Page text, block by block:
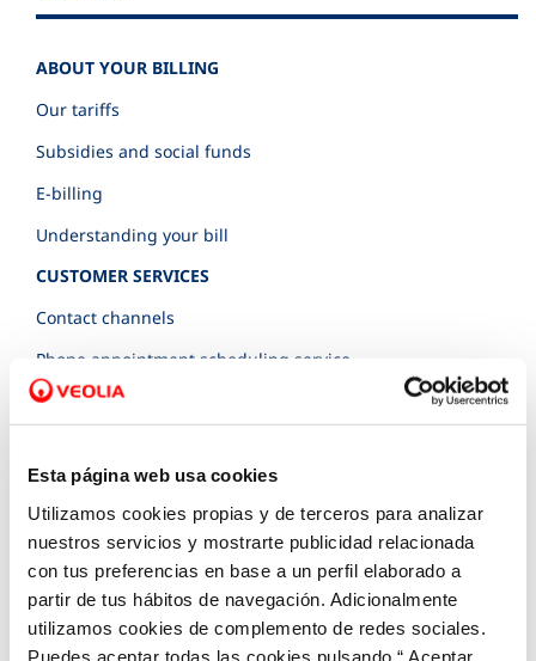
Esta página web usa cookies
Utilizamos cookies propias y de terceros para analizar
nuestros servicios y mostrarte publicidad relacionada
con tus preferencias en base a un perfil elaborado a
partir de tus hábitos de navegación. Adicionalmente
utilizamos cookies de complemento de redes sociales.
Puedes aceptar todas las cookies pulsando “ Aceptar
ABOUT YOUR BILLING
Our tariffs
Subsidies and social funds
E-billing
Understanding your bill
CUSTOMER SERVICES
Contact channels
Phone appointment scheduling service
SVisual
Inside leak check
Documentation and forms
SERVICE COMMITMENT
Charter of Commitments
Customer Counsel